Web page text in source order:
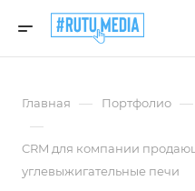
Главная — Портфолио —
—
CRM для компании
углевыжигательные печи